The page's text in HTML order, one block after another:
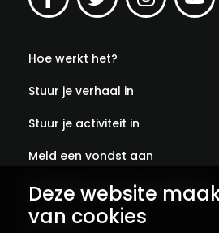
Deze website
van cookies
Hoe werkt het?
Stuur je verhaal in
Stuur je activiteit in
Meld een vondst aan
Abonneer je op onze verhalen
Contact